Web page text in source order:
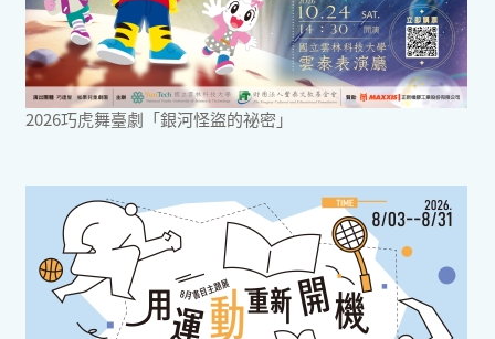
2026巧虎舞臺劇「銀河怪盜的祕密」